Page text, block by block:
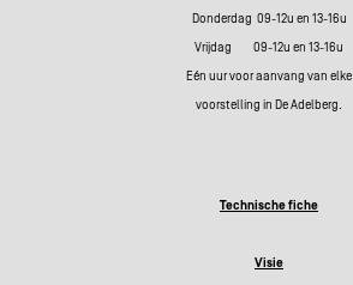
Donderdag 09-12u en 13-16u
Vrijdag 09-12u en 13-16u
Eén uur voor aanvang van elke
voorstelling in De Adelberg.
Technische fiche
Visie